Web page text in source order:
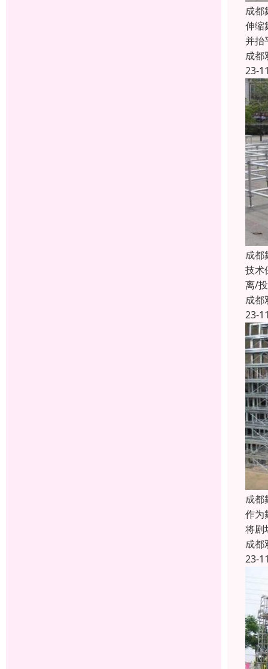
成都
伸缩
并抬
成都
23-
成都
技术
离/
成都
23-
成都
作为
将剧
成都
23-